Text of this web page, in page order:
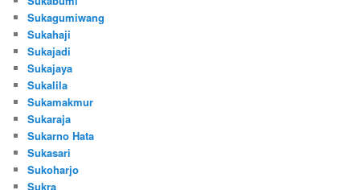
Sukagumiwang
Sukahaji
Sukajadi
Sukajaya
Sukalila
Sukamakmur
Sukaraja
Sukarno Hata
Sukasari
Sukoharjo
Sukra